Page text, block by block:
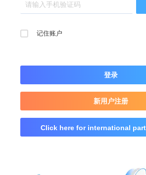
记住账户
登录
新用户注册
Click here for international